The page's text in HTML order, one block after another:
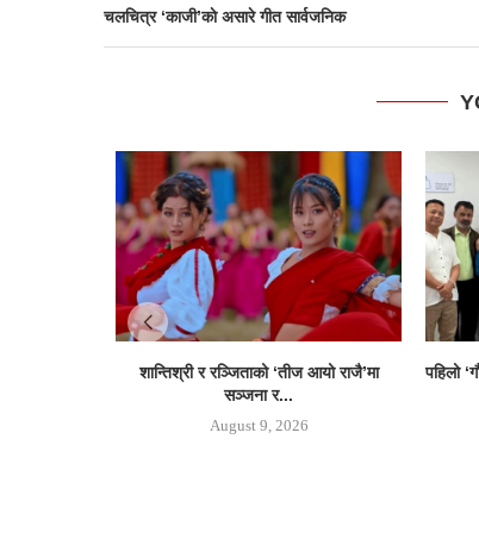
चलचित्र ‘काजी’काे असारे गीत सार्वजनिक
शान्तिश्री र रञ्जिताको ‘तीज आयो राजै’मा
सञ्जना र...
August 9, 2026
पहिलो